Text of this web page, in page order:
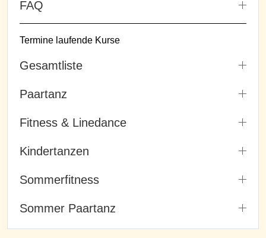
FAQ
Termine laufende Kurse
Gesamtliste
Paartanz
Fitness & Linedance
Kindertanzen
Sommerfitness
Sommer Paartanz